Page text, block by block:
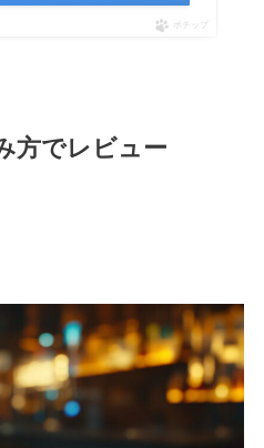
ポチップ
方でレビュー